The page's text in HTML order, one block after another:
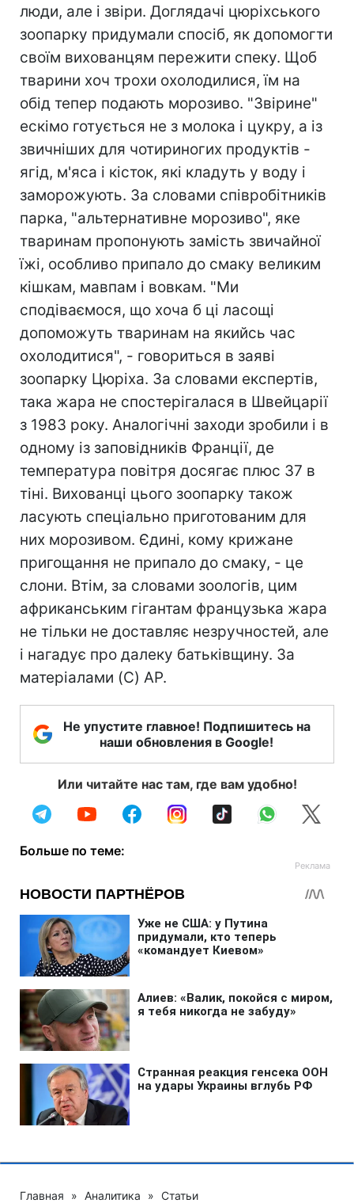
люди, але і звіри. Доглядачі цюріхського
зоопарку придумали спосіб, як допомогти
своїм вихованцям пережити спеку. Щоб
тварини хоч трохи охолодилися, їм на
обід тепер подають морозиво. "Звірине"
ескімо готується не з молока і цукру, а із
звичніших для чотириногих продуктів -
ягід, м'яса і кісток, які кладуть у воду і
заморожують. За словами співробітників
парка, "альтернативне морозиво", яке
тваринам пропонують замість звичайної
їжі, особливо припало до смаку великим
кішкам, мавпам і вовкам. "Ми
сподіваємося, що хоча б ці ласощі
допоможуть тваринам на якийсь час
охолодитися", - говориться в заяві
зоопарку Цюріха. За словами експертів,
така жара не спостерігалася в Швейцарії
з 1983 року. Аналогічні заходи зробили і в
одному із заповідників Франції, де
температура повітря досягає плюс 37 в
тіні. Вихованці цього зоопарку також
ласують спеціально приготованим для
них морозивом. Єдині, кому крижане
пригощання не припало до смаку, - це
слони. Втім, за словами зоологів, цим
африканським гігантам французька жара
не тільки не доставляє незручностей, але
і нагадує про далеку батьківщину. За
матеріалами (C) AP.
Не упустите главное! Подпишитесь на
наши обновления в Google!
Или читайте нас там, где вам удобно!
Больше по теме:
Главная » Аналитика » Статьи